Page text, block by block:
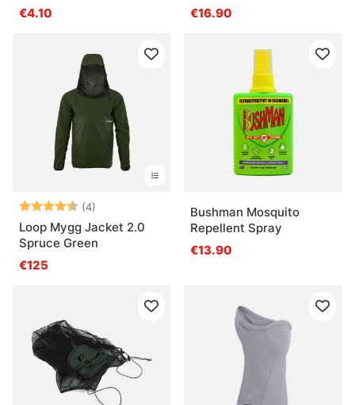
€4.10
€16.90
Arvio: (4)
4.8 5:sta tähdestä
Loop Mygg Jacket 2.0
Spruce Green
€125
Bushman Mosquito
Repellent Spray
€13.90